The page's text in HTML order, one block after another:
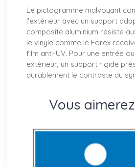
Le pictogramme malvoyant
l'extérieur avec un support
composite aluminium résiste
le vinyle comme le Forex
film anti-UV. Pour une entrée
extérieur, un support rigide
durablement le contraste du
Vous